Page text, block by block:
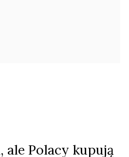
ale Polacy kupują